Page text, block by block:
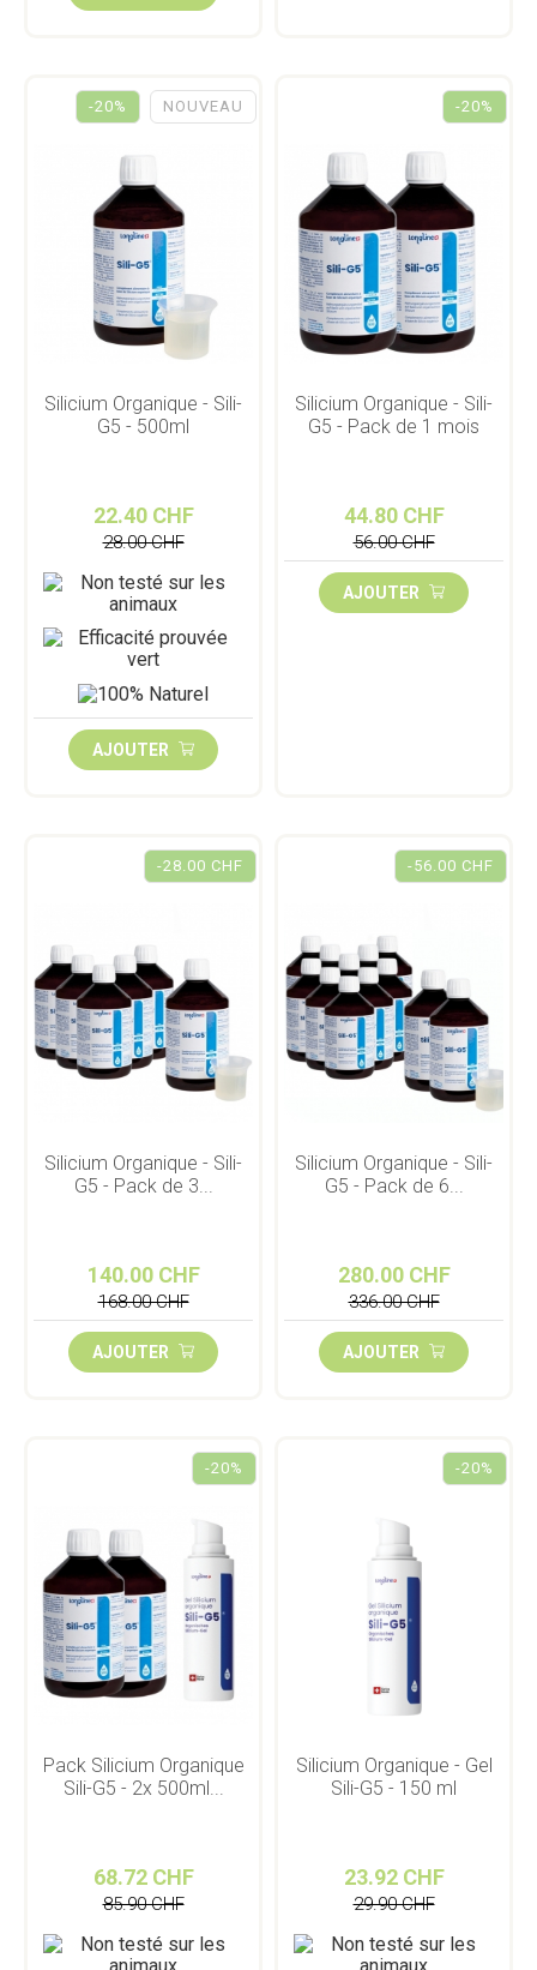
-20% NOUVEAU
Silicium Organique - Sili-
G5 - 500ml
22.40 CHF
28.00 CHF
AJOUTER
-20%
Silicium Organique - Sili-
G5 - Pack de 1 mois
44.80 CHF
56.00 CHF
AJOUTER
-28.00 CHF
Silicium Organique - Sili-
G5 - Pack de 3...
140.00 CHF
168.00 CHF
AJOUTER
-56.00 CHF
Silicium Organique - Sili-
G5 - Pack de 6...
280.00 CHF
336.00 CHF
AJOUTER
-20%
Pack Silicium Organique
Sili-G5 - 2x 500ml...
68.72 CHF
85.90 CHF
-20%
Silicium Organique - Gel
Sili-G5 - 150 ml
23.92 CHF
29.90 CHF